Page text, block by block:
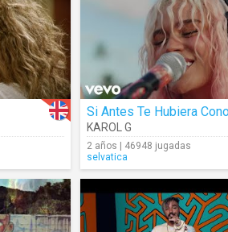
KAROL G
2 años | 46948 jugadas
selvatica